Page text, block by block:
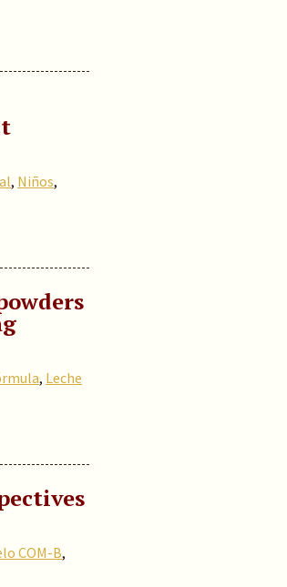
, Niños,
, Leche
COM-B,